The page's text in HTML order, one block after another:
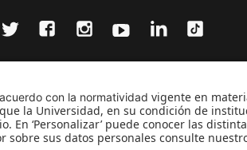
CONTÁCTANOS
cerosetenta@uniandes.edu.co